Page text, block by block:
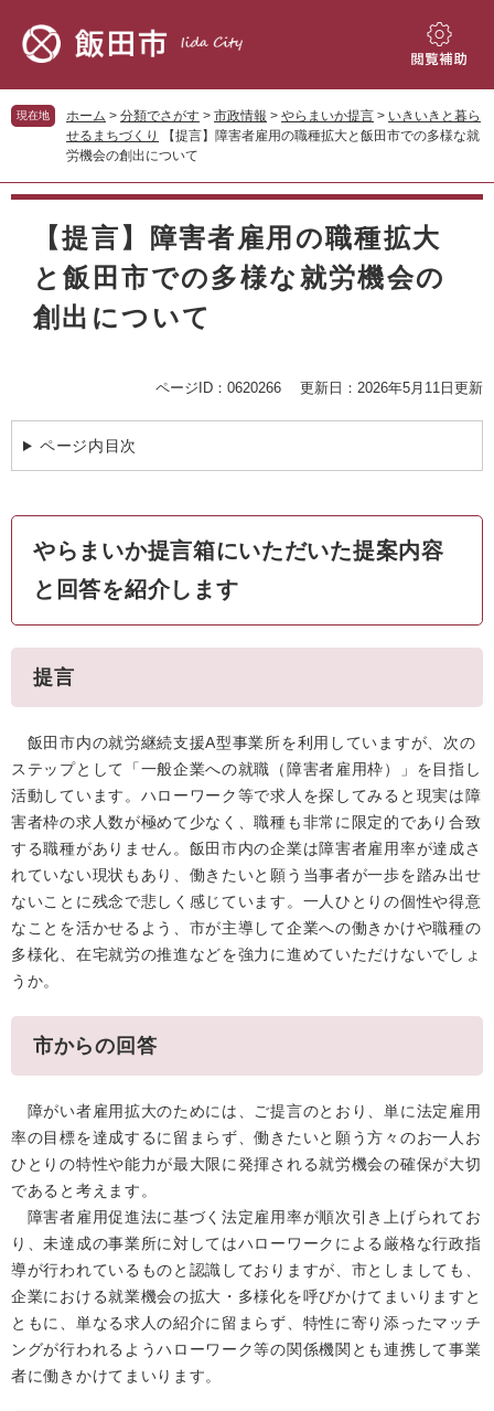
先
頭
を
飛
て
閲
補
助
現在地 ホーム > 分類でさがす > 市政情報 > やらまいか提言 > いきいきと暮ら
せるまちづくり
【提言】障害者雇用の職種拡大と飯田市での多様な就
労機会の創出について
本
【提言】障害者雇用の職種拡大
と飯田市での多様な就労機会の
創出について
ページID：0620266 更新日：2026年5月11日更新
ページ内目次
やらまいか提言箱にいただいた提案内容
と回答を紹介します
提言
飯田市内の就労継続支援A型事業所を利用していますが、次の
ステップとして「一般企業への就職（障害者雇用枠）」を目指し
活動しています。ハローワーク等で求人を探してみると現実は障
害者枠の求人数が極めて少なく、職種も非常に限定的であり合致
する職種がありません。飯田市内の企業は障害者雇用率が達成さ
れていない現状もあり、働きたいと願う当事者が一歩を踏み出せ
ないことに残念で悲しく感じています。一人ひとりの個性や得意
なことを活かせるよう、市が主導して企業への働きかけや職種の
多様化、在宅就労の推進などを強力に進めていただけないでしょ
うか。
市からの回答
障がい者雇用拡大のためには、ご提言のとおり、単に法定雇用
率の目標を達成するに留まらず、働きたいと願う方々のお一人お
ひとりの特性や能力が最大限に発揮される就労機会の確保が大切
であると考えます。
障害者雇用促進法に基づく法定雇用率が順次引き上げられてお
り、未達成の事業所に対してはハローワークによる厳格な行政指
導が行われているものと認識しておりますが、市としましても、
企業における就業機会の拡大・多様化を呼びかけてまいりますと
ともに、単なる求人の紹介に留まらず、特性に寄り添ったマッチ
ングが行われるようハローワーク等の関係機関とも連携して事業
者に働きかけてまいります。